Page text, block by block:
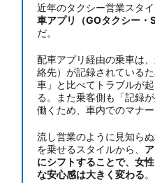
近年のタクシー営業スタ
車アプリ（GOタクシー・
だ。
配車アプリ経由の乗車は
絡先）が記録されている
車」と比べてトラブルが
る。また乗客側も「記録
働くため、車内でのマナ
流し営業のように見知ら
を乗せるスタイルから、
にシフトすることで、女
な安心感は大きく変わる。